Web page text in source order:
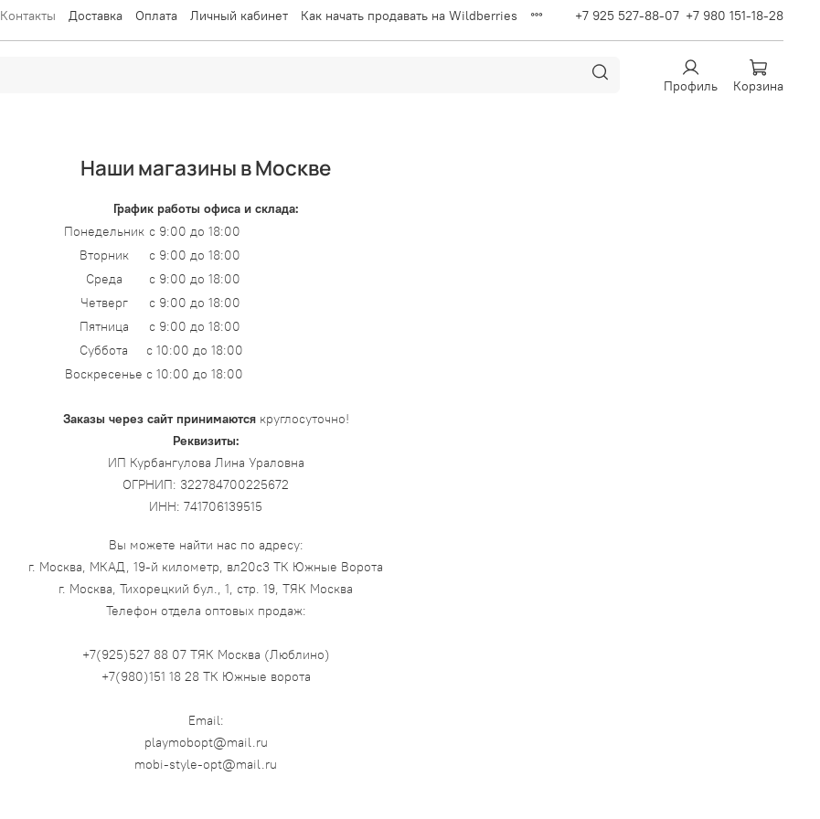
Контакты Доставка Оплата Личный кабинет Как начать продавать на Wildberries +7 925 527-88-07 +7 980 151-18-28
Профиль
Корзина
Наши магазины в Москве
График работы офиса и склада:
Понедельник с 9:00 до 18:00
Вторник
с 9:00 до 18:00
Среда
с 9:00 до 18:00
Четверг
с 9:00 до 18:00
Пятница
с 9:00 до 18:00
Суббота
с 10:00 до 18:00
Воскресенье с 10:00 до 18:00
Заказы через сайт принимаютсякруглосуточно!
Реквизиты:
ИП Курбангулова Лина Ураловна
ОГРНИП: 322784700225672
ИНН: 741706139515
Вы можете найти нас по адресу:
г. Москва, МКАД, 19-й километр, вл20с3 ТК Южные Ворота
г. Москва, Тихорецкий бул., 1, стр. 19, ТЯК Москва
Телефон отдела оптовых продаж:
+7(925)527 88 07 ТЯК Москва (Люблино)
+7(980)151 18 28 ТК Южные ворота
Email:
playmobopt@mail.ru
mobi-style-opt@mail.ru